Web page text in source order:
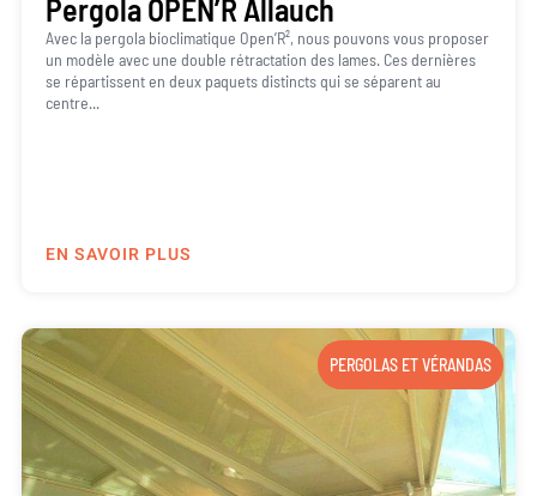
Pergola OPEN’R Allauch
Avec la pergola bioclimatique Open’R², nous pouvons vous proposer
un modèle avec une double rétractation des lames. Ces dernières
se répartissent en deux paquets distincts qui se séparent au
centre...
EN SAVOIR PLUS
PERGOLAS ET VÉRANDAS